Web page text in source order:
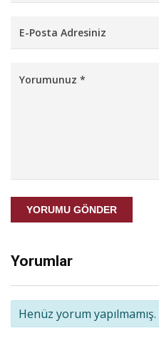
YORUMU GÖNDER
Yorumlar
Henüz yorum yapılmamış.